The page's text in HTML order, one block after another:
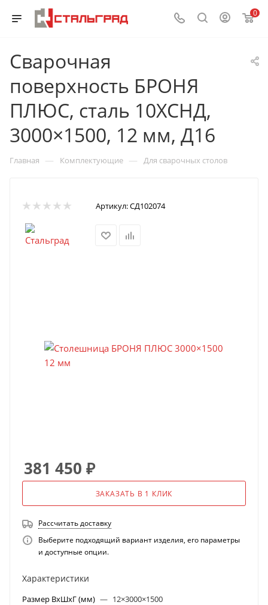
0
Сварочная
поверхность БРОНЯ
ПЛЮС, сталь 10ХСНД,
3000×1500, 12 мм, Д16
Главная — Комплектующие — Для сварочных столов
Артикул:СД102074
381 450 ₽
ЗАКАЗАТЬ В 1 КЛИК
Рассчитать доставку
Выберите подходящий вариант изделия, его параметры
и доступные опции.
Характеристики
Размер ВхШхГ (мм) — 12×3000×1500